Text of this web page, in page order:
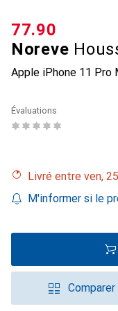
Noreve
Apple iPhone 11 Pro
CHF
77.90
Évaluations
Livré entre ven,
M'informer si le
Comparer